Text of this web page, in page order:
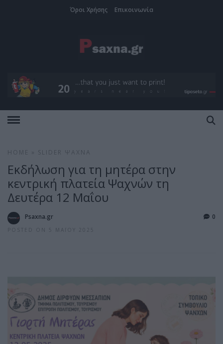
Όροι Χρήσης Επικοινωνία
HOME SLIDER ΨΑΧΝΆ
Εκδήλωση για τη μητέρα στην
κεντρική πλατεία Ψαχνών τη
Δευτέρα 12 Μαΐου
Psaxna.gr
POSTED ON 5 ΜΑΪ́ΟΥ 2025
0